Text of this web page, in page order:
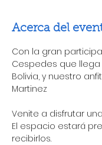
Acerca del
Con la gran
Cespedes que llega
Bolivia, y nuestro
Martinez
Venite a disfrutar
El espacio estará
recibirlos.